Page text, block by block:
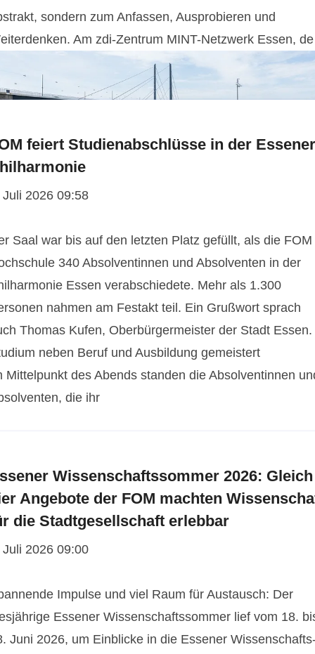
sondern zum Anfassen, Ausprobieren und
Am zdi-Zentrum MINT-Netzwerk Essen, de
feiert Studienabschlüsse in der Essener
Juli 2026 09:58
Saal war bis auf den letzten Platz gefüllt, als die FOM
340 Absolventinnen und Absolventen in der
Essen verabschiedete. Mehr als 1.300
nahmen am Festakt teil. Ein Grußwort sprach
Thomas Kufen, Oberbürgermeister der Stadt Essen.
neben Beruf und Ausbildung gemeistert
Mittelpunkt des Abends standen die Absolventinnen
die ihr
Wissenschaftssommer 2026: Gleich
Angebote der FOM machten
die Stadtgesellschaft erlebbar
Juli 2026 09:00
Impulse und viel Raum für Austausch: Der
Essener Wissenschaftssommer lief vom 18.
Juni 2026, um Einblicke in die Essener